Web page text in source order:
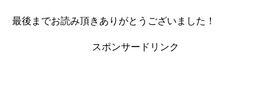
最後までお読み頂きありがとうございました！
スポンサードリンク